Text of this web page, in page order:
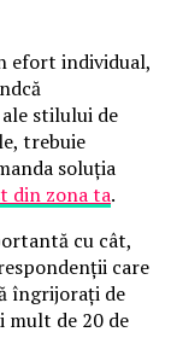
efort individual,
stilului de
trebuie
soluția
din zona ta.
cu cât,
care
îngrijorați de
mult de 20 de